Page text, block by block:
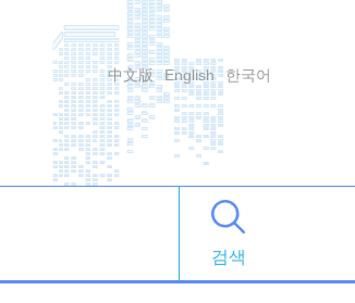
中文版 English 한국어
검색